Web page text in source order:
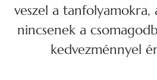
veszel a tanfolyamokra,
nincsenek a
kedvezménnyel